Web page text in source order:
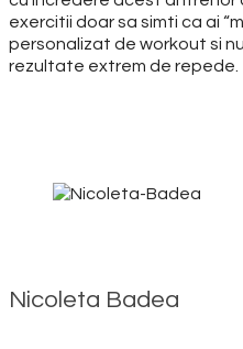
exercitii doar sa simti ca ai
personalizat de workout si
rezultate extrem de repede.
Nicoleta Badea